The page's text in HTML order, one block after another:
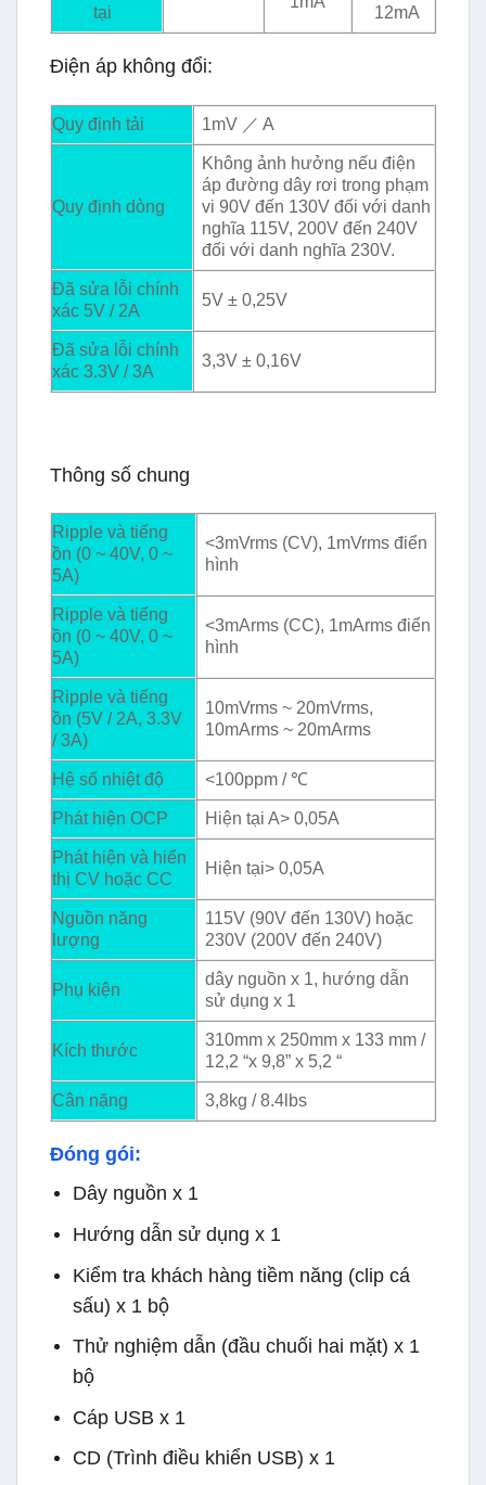
tại
12mA
Điện áp không đổi:
Quy định tải 1mV ／ A
Quy định dòng
Không ảnh hưởng nếu điện
áp đường dây rơi trong phạm
vi 90V đến 130V đối với danh
nghĩa 115V, 200V đến 240V
đối với danh nghĩa 230V.
Đã sửa lỗi chính
xác 5V / 2A
5V ± 0,25V
Đã sửa lỗi chính
xác 3.3V / 3A
3,3V ± 0,16V
Thông số chung
Ripple và tiếng
ồn (0 ~ 40V, 0 ~
5A)
<3mVrms (CV), 1mVrms điển
hình
Ripple và tiếng
ồn (0 ~ 40V, 0 ~
5A)
<3mArms (CC), 1mArms điển
hình
Ripple và tiếng
ồn (5V / 2A, 3.3V
/ 3A)
10mVrms ~ 20mVrms,
10mArms ~ 20mArms
Hệ số nhiệt độ <100ppm / ℃
Phát hiện OCP Hiện tại A> 0,05A
Phát hiện và hiển
thị CV hoặc CC
Hiện tại> 0,05A
Nguồn năng
lượng
115V (90V đến 130V) hoặc
230V (200V đến 240V)
Phụ kiện
dây nguồn x 1, hướng dẫn
sử dụng x 1
Kích thước
310mm x 250mm x 133 mm /
12,2 “x 9,8” x 5,2 “
Cân nặng 3,8kg / 8.4lbs
Đóng gói:
Dây nguồn x 1
Hướng dẫn sử dụng x 1
Kiểm tra khách hàng tiềm năng (clip cá
sấu) x 1 bộ
Thử nghiệm dẫn (đầu chuối hai mặt) x 1
bộ
Cáp USB x 1
CD (Trình điều khiển USB) x 1